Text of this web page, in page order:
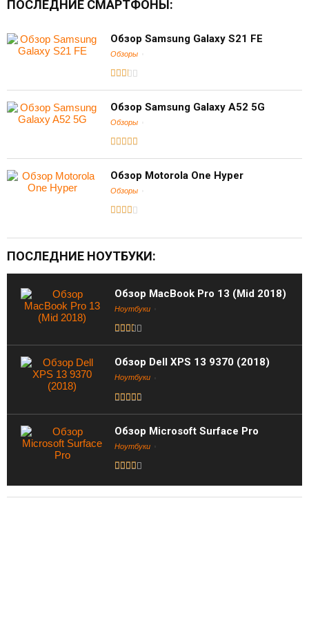
ПОСЛЕДНИЕ СМАРТФОНЫ:
Обзор Samsung Galaxy S21 FE
Обзоры
Обзор Samsung Galaxy A52 5G
Обзоры
Обзор Motorola One Hyper
Обзоры
ПОСЛЕДНИЕ НОУТБУКИ:
Обзор MacBook Pro 13 (Mid 2018)
Ноутбуки
Обзор Dell XPS 13 9370 (2018)
Ноутбуки
Обзор Microsoft Surface Pro
Ноутбуки